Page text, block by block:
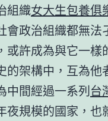
組織女大生包養俱
會政治組織都無法
或許成為與它一樣
的架構中，互為他
中間經過一系列台
夜規模的國家，也